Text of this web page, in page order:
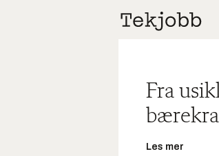
Fra
Les mer